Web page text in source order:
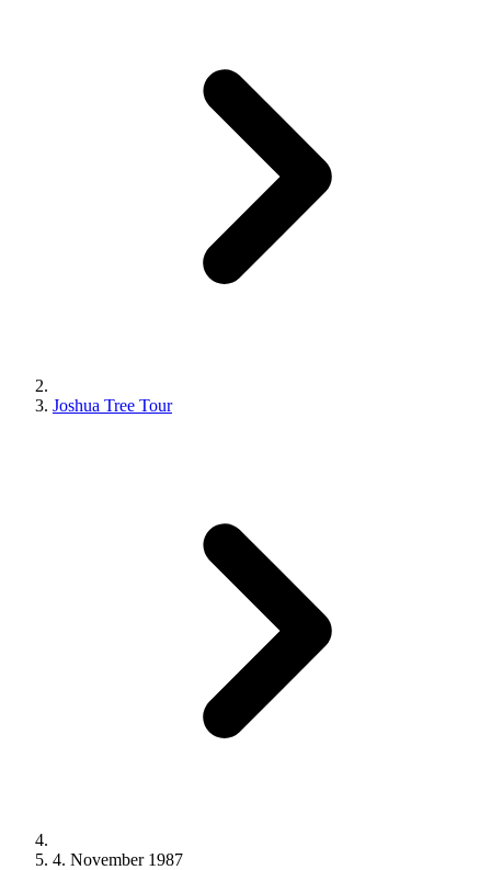
Joshua Tree Tour
4. November 1987